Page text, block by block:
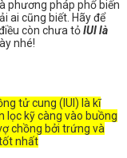
phương pháp phổ biến
ai cũng biết. Hãy để
còn chưa tỏIUI là
nhé!
tử cung (IUI) là kĩ
lọc kỹ càng vào buồng
chồng bởi trứng và
nhất